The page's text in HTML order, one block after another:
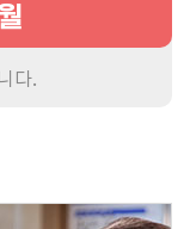
다.